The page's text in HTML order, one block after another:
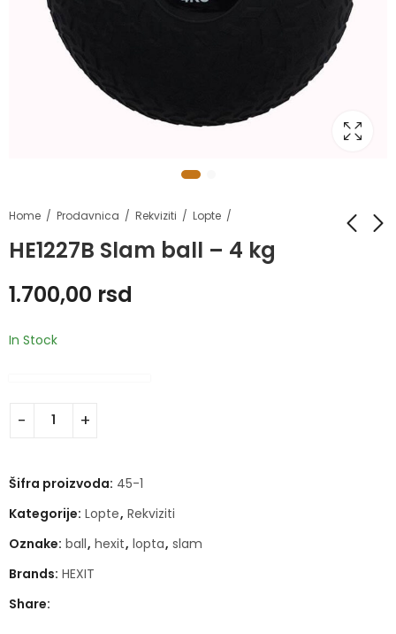
Home Prodavnica Rekviziti Lopte
HE1227B Slam ball – 4 kg
1.700,00 rsd
In Stock
Šifra proizvoda: 45-1
Kategorije: Lopte, Rekviziti
Oznake: ball, hexit, lopta, slam
Brands: HEXIT
Share: